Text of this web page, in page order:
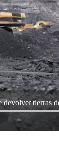
tierras